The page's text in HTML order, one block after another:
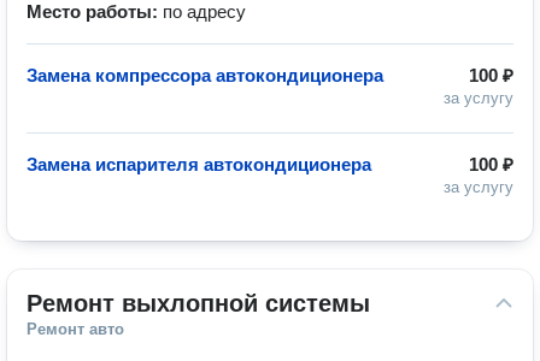
Место работы: по адресу
100 ₽
за услугу
Замена компрессора автокондиционера
100 ₽
за услугу
Замена испарителя автокондиционера
Ремонт выхлопной системы
Ремонт авто